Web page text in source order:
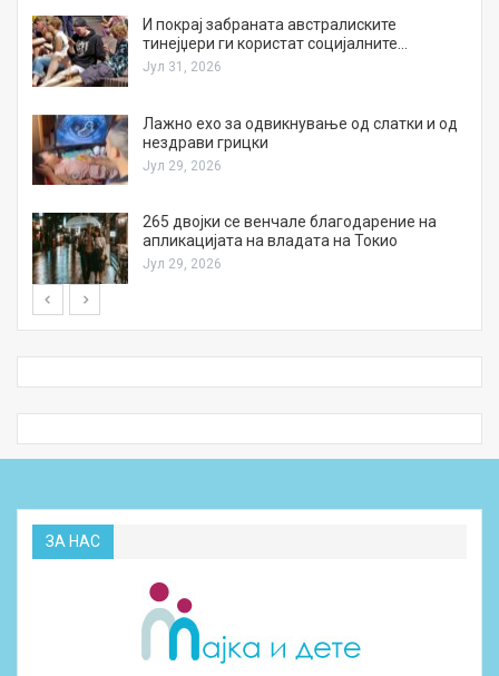
И покрај забраната австралиските
тинејџери ги користат социјалните…
Јул 31, 2026
Лажно ехо за одвикнување од слатки и од
нездрави грицки
Јул 29, 2026
265 двојки се венчале благодарение на
апликацијата на владата на Токио
Јул 29, 2026
ЗА НАС